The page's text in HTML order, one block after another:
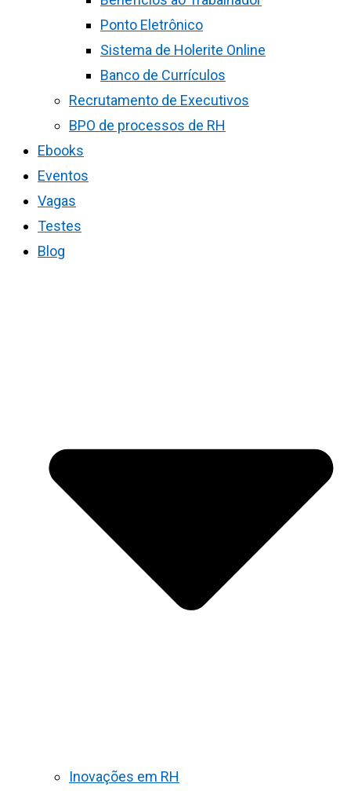
Ponto Eletrônico
Sistema de Holerite Online
Banco de Currículos
Recrutamento de Executivos
BPO de processos de RH
Ebooks
Eventos
Vagas
Testes
Blog
Inovações em RH